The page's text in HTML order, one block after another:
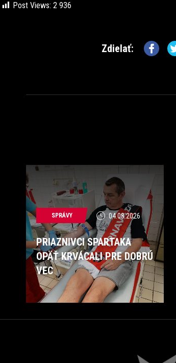
Post Views: 2 936
Zdielať:
SPRÁVY 04.08.2026
PRIAZNIVCI SPARTAKA
OPÄŤ KRVÁCALI PRE DOBRÚ
VEC